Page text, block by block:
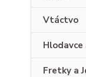
Vtáctvo
Hlodavce
Fretky a